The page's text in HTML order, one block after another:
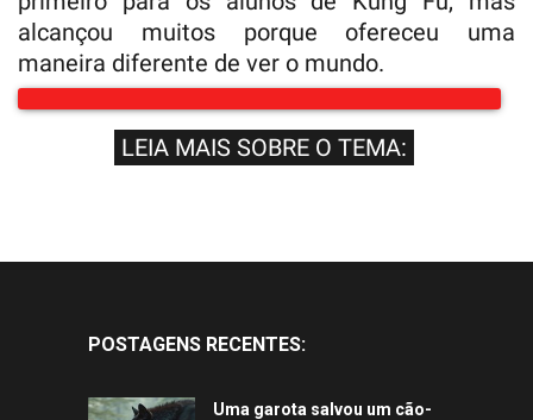
alcançou muitos porque ofereceu uma
maneira diferente de ver o mundo.
LEIA MAIS SOBRE O TEMA:
POSTAGENS RECENTES:
Uma garota salvou um cão-